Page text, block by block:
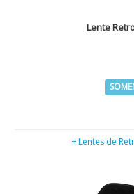
Lente
+ Lentes de